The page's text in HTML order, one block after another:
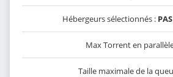
Hébergeurs sélectionnés :
Max Torrent en
Taille maximale de la